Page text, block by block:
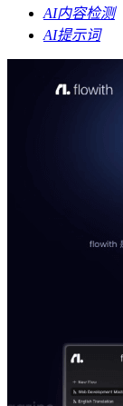
AI内容检测
AI提示词